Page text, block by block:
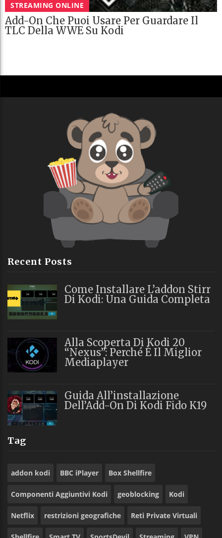
STREAMING ONLINE
Add-On Che Puoi Usare Per Guardare Il
TLC Della WWE Su Kodi
Recent Posts
Come Installare L’addon Stirr
Di Kodi: Una Guida Completa
Alla Scoperta Di Kodi 20
“Nexus”: Perché È Il Miglior
Mediaplayer
Guida All’installazione
Dell’Add-On Di Kodi Fido K19
Tag
addon kodi BBC iPlayer Box Shellfire
Componenti Aggiuntivi Kodi geoblocking Kodi
Netflix restrizioni geografiche Reti Private Virtuali